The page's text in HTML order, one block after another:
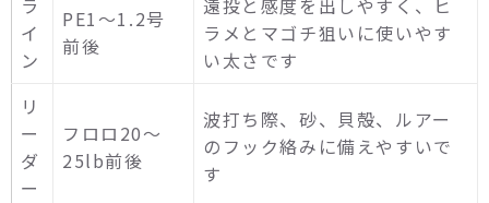
ラ
イ
ン
PE1〜1.2号
前後
遠投と感度を出しやすく、ヒ
ラメとマゴチ狙いに使いやす
い太さです
リ
ー
ダ
ー
フロロ20〜
25lb前後
波打ち際、砂、貝殻、ルアー
のフック絡みに備えやすいで
す